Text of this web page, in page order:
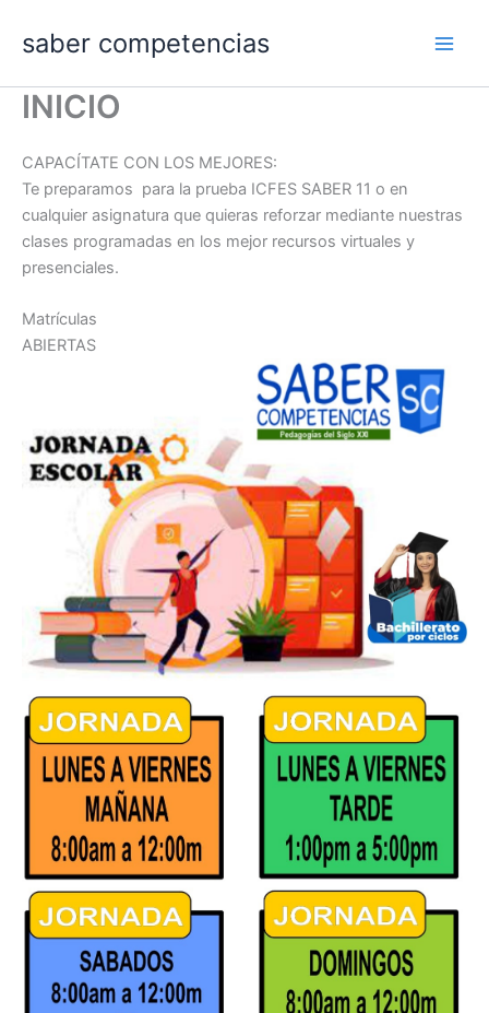
saber competencias
INICIO
CAPACÍTATE CON LOS MEJORES:
Te preparamos para la prueba ICFES SABER 11 o en
cualquier asignatura que quieras reforzar mediante nuestras
clases programadas en los mejor recursos virtuales y
presenciales.
Matrículas
ABIERTAS